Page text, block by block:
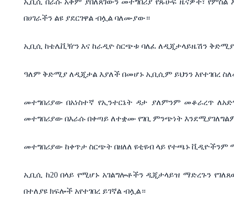
በሀገራችን ልዩ ያደርገዋል ብሏል ባለሙያው።
ኢቢሲ ከቴሌቪዥን እና ከራዲዮ ስርጭቱ ባለፈ ለዲጂታላይዜሽን
ዓለም ቅድሚያ ለዲጂታል እያለች በመሆኑ ኢቢሲም ይህንን እየተገበረ
መተግበሪያው በአነስተኛ የኢንተርኔት ዳታ ያለምንም መቆራረጥ
መተግበሪያው በእራሱ በቀጣይ ለተቋሙ የገቢ ምንጭነት እንደሚያገለግልም
መተግበሪያው ከቀጥታ ስርጭት በዘለለ ዩቲዩብ ላይ የተጫኑ ቪዲዮችንም
ኢቢሲ ከ20 በላይ የሚሆኑ አገልግሎቶችን ዲጂታላይዝ ማድረጉን
በተለያዩ ክፍሎች አየተገበረ ይገኛል ብሏል።